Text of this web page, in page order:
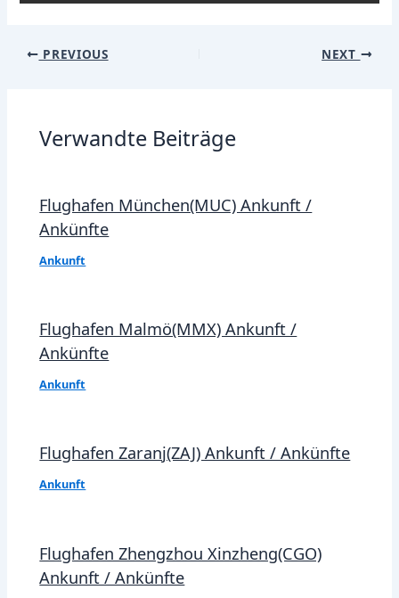
Post
PREVIOUS NEXT
Verwandte Beiträge
Flughafen München(MUC) Ankunft /
Ankünfte
Ankunft
Flughafen Malmö(MMX) Ankunft /
Ankünfte
Ankunft
Flughafen Zaranj(ZAJ) Ankunft / Ankünfte
Ankunft
Flughafen Zhengzhou Xinzheng(CGO)
Ankunft / Ankünfte